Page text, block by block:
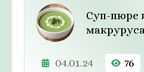
Суп-пюре
макруруса
04.01.24 76